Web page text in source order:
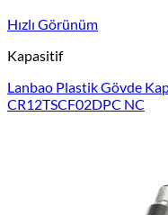
Hızlı Görünüm
Kapasitif
Lanbao Plastik Gövde
CR12TSCF02DPC NC